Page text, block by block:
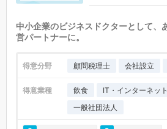
中小企業のビジネスドクターとして、
営パートナーに。
得意分野 顧問税理士 会社設立
得意業種 飲食 IT・インターネット
一般社団法人